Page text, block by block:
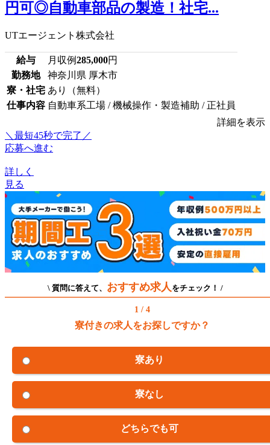
円可◎自動車部品の製造！社宅...
UTエージェント株式会社
給与 月収例285,000円
勤務地
神奈川県 厚木市
寮・社宅 あり（無料）
仕事内容 自動車系工場 / 機械操作・製造補助 / 正社員
詳細を表示
＼最短45秒で完了／
応募へ進む
詳しく
見る
\ 質問に答えて、 おすすめ求人 をチェック！ /
1 / 4
寮付きの求人をお探しですか？
寮あり
寮なし
どちらでも可